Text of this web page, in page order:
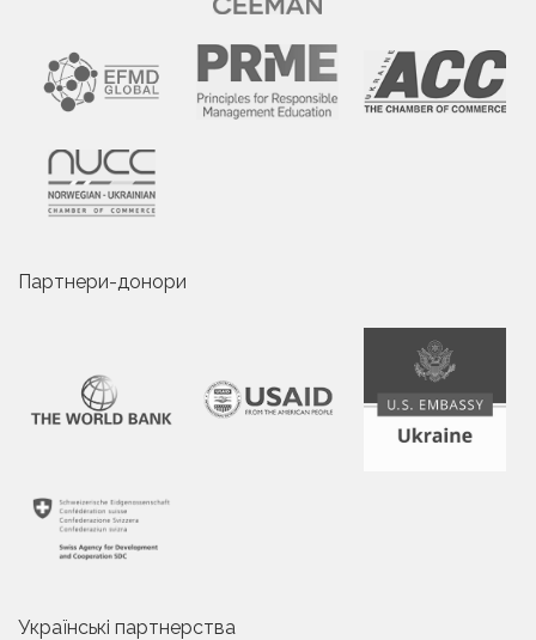
Партнери-донори
Українські партнерства